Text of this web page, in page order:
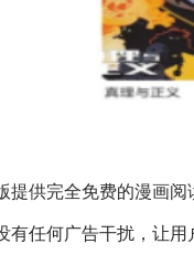
提供完全免费的漫画
有任何广告干扰，让用